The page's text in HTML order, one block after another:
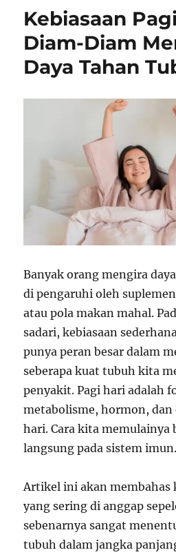
Kebiasaan
Diam-Diam
Daya Tahan
Banyak orang mengira
di pengaruhi oleh
atau pola makan mahal.
sadari, kebiasaan
punya peran besar dalam
seberapa kuat tubuh kita
penyakit. Pagi hari adalah
metabolisme, hormon, dan
hari. Cara kita memulainya
langsung pada sistem imun.
Artikel ini akan membahas
yang sering di anggap
sebenarnya sangat
tubuh dalam jangka